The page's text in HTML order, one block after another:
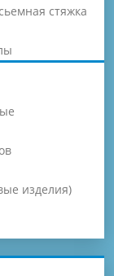
стяжка
изделия)